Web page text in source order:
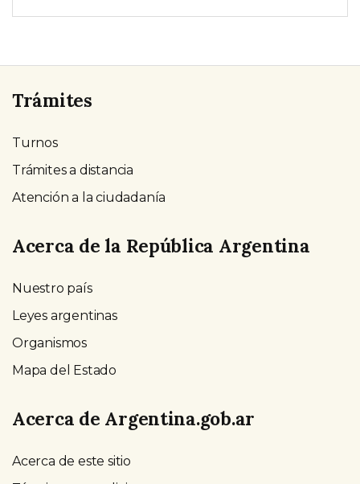
Trámites
Turnos
Trámites a distancia
Atención a la ciudadanía
Acerca de la República Argentina
Nuestro país
Leyes argentinas
Organismos
Mapa del Estado
Acerca de Argentina.gob.ar
Acerca de este sitio